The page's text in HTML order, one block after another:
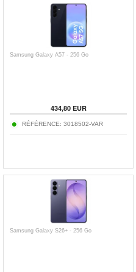
Samsung Galaxy A57 - 256 Go
434,80EUR
RÉFÉRENCE: 3018502-VAR
Samsung Galaxy S26+ - 256 Go